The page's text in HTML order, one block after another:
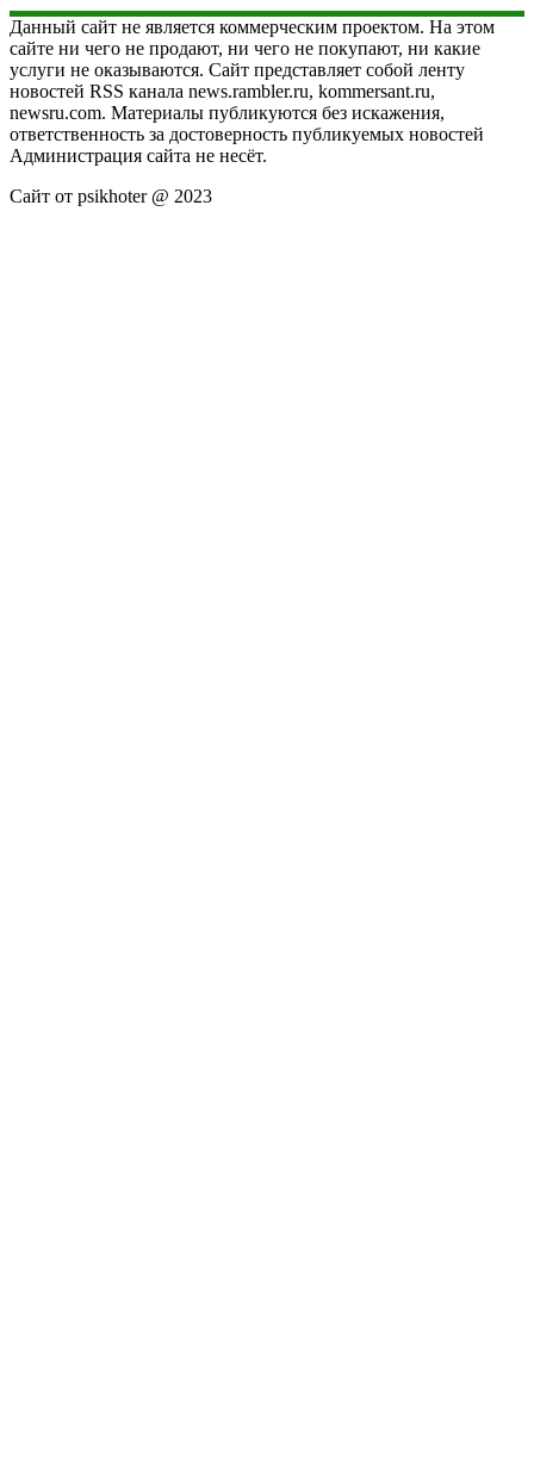
Данный сайт не является коммерческим проектом. На этом
сайте ни чего не продают, ни чего не покупают, ни какие
услуги не оказываются. Сайт представляет собой ленту
новостей RSS канала news.rambler.ru, kommersant.ru,
newsru.com. Материалы публикуются без искажения,
ответственность за достоверность публикуемых новостей
Администрация сайта не несёт.
Сайт от psikhoter @ 2023